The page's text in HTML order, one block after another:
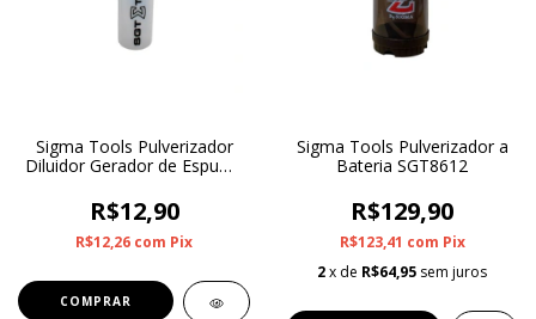
Sigma Tools Pulverizador
Diluidor Gerador de Espuma
R$12,90
R$12,26 com Pix
Sigma Tools Pulverizador a
Bateria SGT8612
R$129,90
R$123,41 com Pix
2x de R$64,95 sem juros